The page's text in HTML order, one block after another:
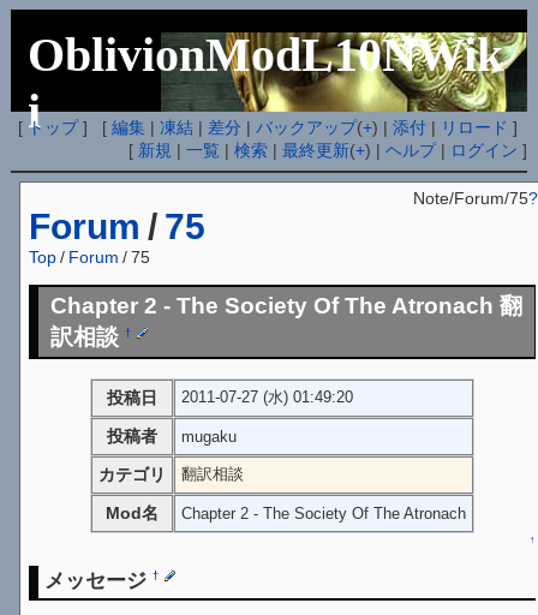
OblivionModL10NWik
i
[ トップ] [編集 |凍結 | 差分 |バックアップ(+) |添付 | リロード ]
[ 新規 |一覧 |検索 |最終更新(+) |ヘルプ| ログイン ]
Forum / 75
Note/Forum/75?
Top / Forum /75
Chapter 2 - The Society Of The Atronach 翻
訳相談†
投稿日 2011-07-27 (水) 01:49:20
投稿者 mugaku
カテゴリ 翻訳相談
Mod名 Chapter 2 - The Society Of The Atronach
↑
メッセージ†